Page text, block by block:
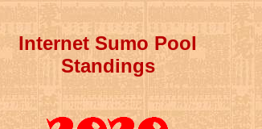
Internet Sumo Pool
Standings